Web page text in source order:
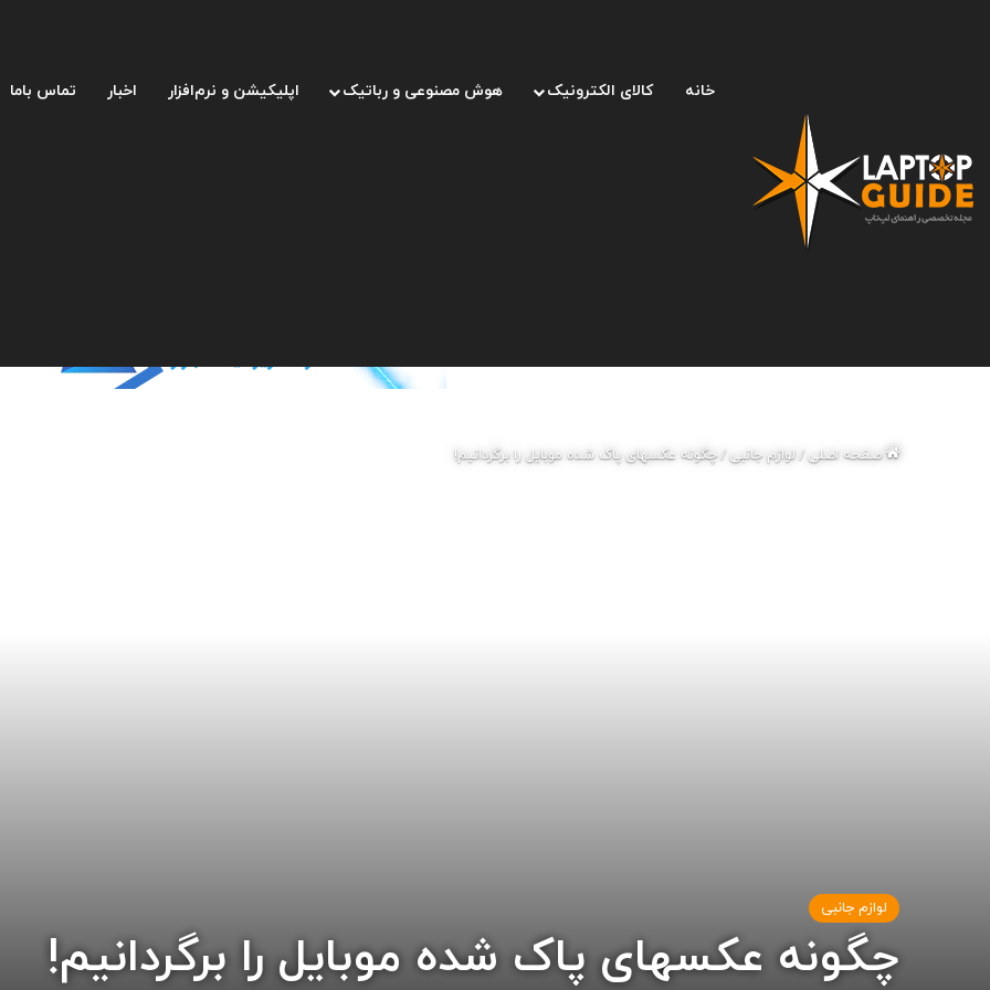
خانه کالای الکترونیک هوش مصنوعی و رباتیک اپلیکیشن و نرم‌افزار اخبار تماس باما
صفحه اصلی/لوازم جانبی/چگونه عکسهای پاک شده موبایل را برگردانیم!
لوازم جانبی
چگونه عکسهای پاک شده موبایل را برگردانیم!